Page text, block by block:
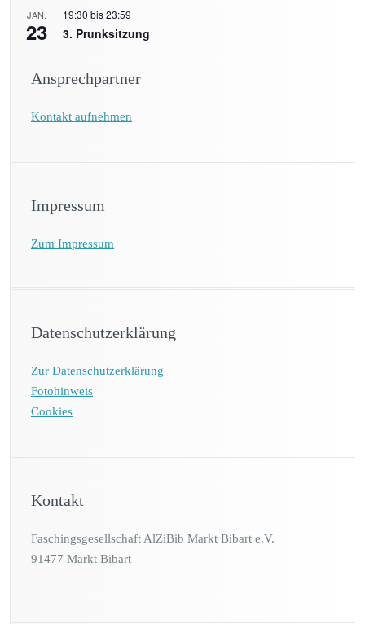
JAN.
23
19:30 bis23:59
3. Prunksitzung
Ansprechpartner
Kontakt aufnehmen
Impressum
Zum Impressum
Datenschutzerklärung
Zur Datenschutzerklärung
Fotohinweis
Cookies
Kontakt
Faschingsgesellschaft AlZiBib Markt Bibart e.V.
91477 Markt Bibart